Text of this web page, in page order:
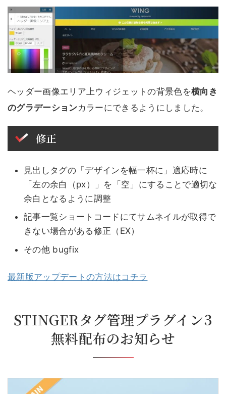
ヘッダー画像エリア上ウィジェットの背景色を横向き
のグラデーションカラーにできるようにしました。
修正
見出しタグの「デザインを幅一杯に」適応時に
「左の余白（px）」を「空」にすることで適切な
余白となるように調整
記事一覧ショートコードにてサムネイルが取得で
きない場合がある修正（EX）
その他 bugfix
最新版アップデートの方法はコチラ
STINGERタグ管理プラグイン3
無料配布のお知らせ